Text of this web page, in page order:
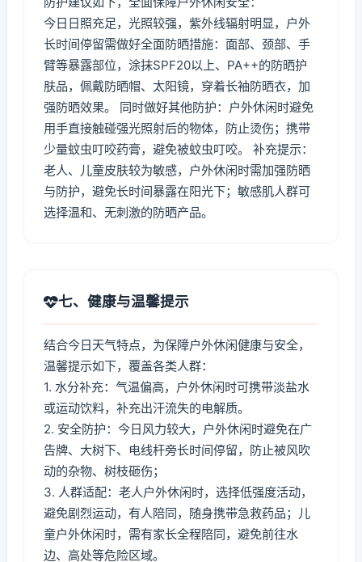
今日日照充足，光照较强，紫外线辐射明显，户外
长时间停留需做好全面防晒措施：面部、颈部、手
臂等暴露部位，涂抹SPF20以上、PA++的防晒护
肤品，佩戴防晒帽、太阳镜，穿着长袖防晒衣，加
强防晒效果。 同时做好其他防护：户外休闲时避免
用手直接触碰强光照射后的物体，防止烫伤；携带
少量蚊虫叮咬药膏，避免被蚊虫叮咬。 补充提示：
老人、儿童皮肤较为敏感，户外休闲时需加强防晒
与防护，避免长时间暴露在阳光下；敏感肌人群可
选择温和、无刺激的防晒产品。
七、健康与温馨提示
结合今日天气特点，为保障户外休闲健康与安全，
温馨提示如下，覆盖各类人群：
1. 水分补充：气温偏高，户外休闲时可携带淡盐水
或运动饮料，补充出汗流失的电解质。
2. 安全防护：今日风力较大，户外休闲时避免在广
告牌、大树下、电线杆旁长时间停留，防止被风吹
动的杂物、树枝砸伤；
3. 人群适配：老人户外休闲时，选择低强度活动，
避免剧烈运动，有人陪同，随身携带急救药品；儿
童户外休闲时，需有家长全程陪同，避免前往水
边、高处等危险区域。